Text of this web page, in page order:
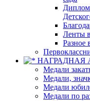
Ленты
Разное
НАГРАДНАЯ
Медали
Медали,
Медали
Медали по